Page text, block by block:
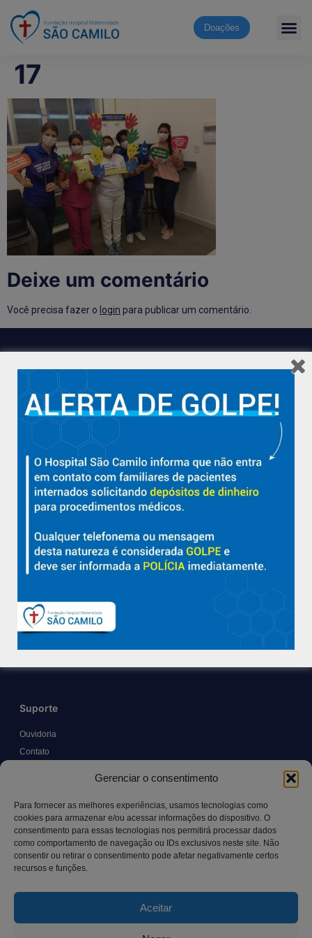
Gerenciar o consentimento
Para fornecer as melhores experiências, usamos tecnologias como
cookies para armazenar e/ou acessar informações do dispositivo. O
consentimento para essas tecnologias nos permitirá processar dados
como comportamento de navegação ou IDs exclusivos neste site. Não
consentir ou retirar o consentimento pode afetar negativamente certos
recursos e funções.
Aceitar
Doações
17
Deixe um comentário
Você precisa fazer o login para publicar um comentário.
Hospital São Camilo – há mais de 50 anos cuidando da saúde
com qualidade, acolhimento e compromisso com a vida em
Aracruz e região.
Sobre
Diretorias
Políticas e Normas
Suporte
Ouvidoria
Contato
Canal LGPD e Segurança da Informação
Contato